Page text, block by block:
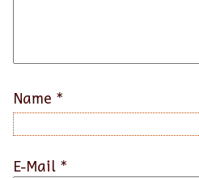
Name *
E-Mail *